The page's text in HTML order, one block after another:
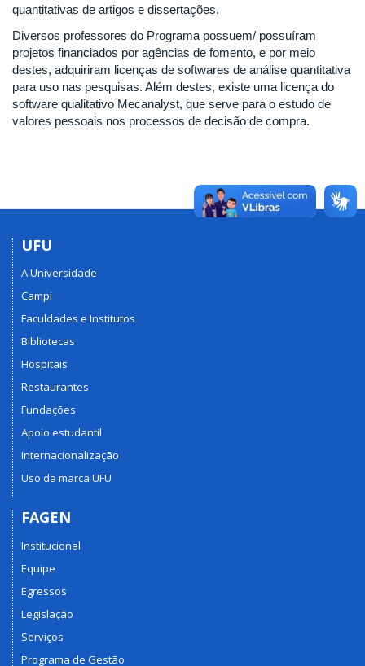
quantitativas de artigos e dissertações.
Diversos professores do Programa possuem/ possuíram
projetos financiados por agências de fomento, e por meio
destes, adquiriram licenças de softwares de análise quantitativa
para uso nas pesquisas. Além destes, existe uma licença do
software qualitativo Mecanalyst, que serve para o estudo de
valores pessoais nos processos de decisão de compra.
UFU
A Universidade
Campi
Faculdades e Institutos
Bibliotecas
Hospitais
Restaurantes
Fundações
Apoio estudantil
Internacionalização
Uso da marca UFU
FAGEN
Institucional
Equipe
Egressos
Legislação
Serviços
Programa de Gestão